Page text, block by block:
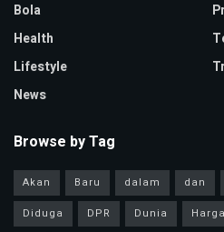
Bola
Health
Lifestyle
News
Browse by Tag
Akan Baru dalam dan
Diduga
DPR Dunia Harga